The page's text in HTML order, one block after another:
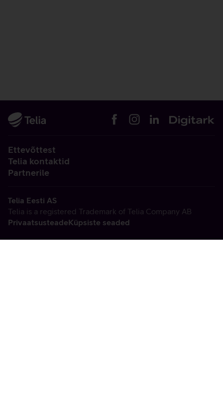
Ettevõttest
Telia kontaktid
Partnerile
Telia Eesti AS
Telia is a registered Trademark of Telia Company AB
PrivaatsusteadeKüpsiste seaded